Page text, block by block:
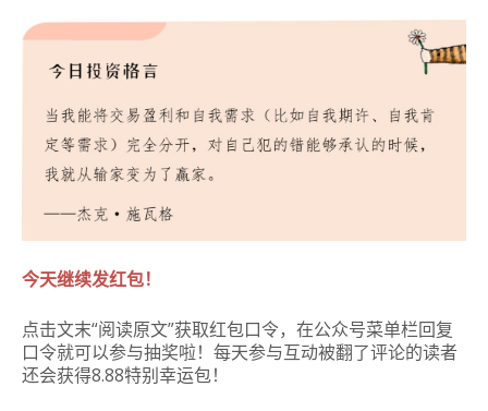
今天继续发红包！
点击文末“阅读原文”获取红包口令，在公众号菜单栏回复
口令就可以参与抽奖啦！每天参与互动被翻了评论的读者
还会获得8.88特别幸运包！